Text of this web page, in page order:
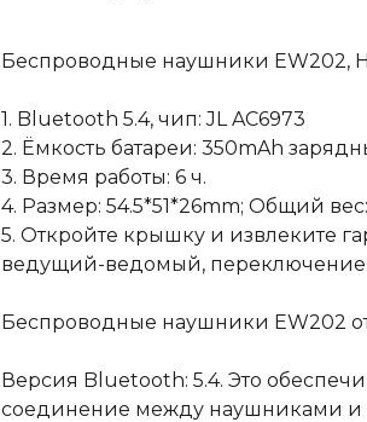
Беспроводные наушники EW202,
1. Bluetooth 5.4, чип: JL AC6973
2. Ёмкость батареи: 350mAh
3. Время работы: 6 ч.
4. Размер: 54.5*51*26mm; Общий
5. Откройте крышку и извлеките
ведущий-ведомый, переключение
Беспроводные наушники EW202
Версия Bluetooth: 5.4. Это
соединение между наушниками и